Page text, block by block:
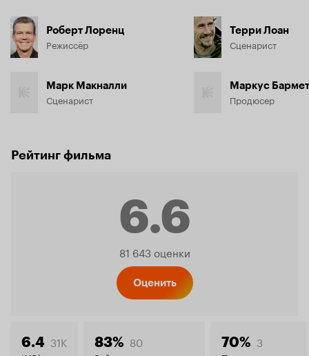
Роберт Лоренц
Режиссёр
Марк Макналли
Сценарист
Терри Лоан
Сценарист
Маркус
Продюсер
Рейтинг фильма
6.6
Рейтинг
81 643 оценки
Оценить
6.4 31K 83% 80 70% 3